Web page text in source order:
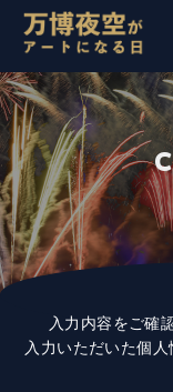
万博夜空
会場マップ
アクセス
FAQ
お問い合わせ
入力内容をご確
入力いただいた個